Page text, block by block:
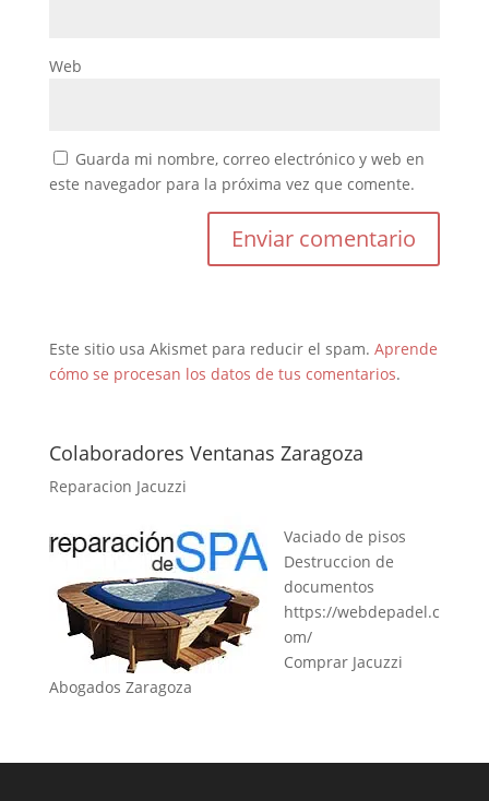
Web
Guarda mi nombre, correo electrónico y web en
este navegador para la próxima vez que comente.
Este sitio usa Akismet para reducir el spam. Aprende
cómo se procesan los datos de tus comentarios.
Colaboradores Ventanas Zaragoza
Reparacion Jacuzzi
Vaciado de pisos
Destruccion de
documentos
https://webdepadel.c
om/
Comprar Jacuzzi
Abogados Zaragoza